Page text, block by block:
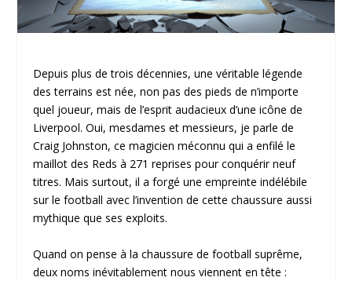
Depuis plus de trois décennies, une véritable légende
des terrains est née, non pas des pieds de n’importe
quel joueur, mais de l’esprit audacieux d’une icône de
Liverpool. Oui, mesdames et messieurs, je parle de
Craig Johnston, ce magicien méconnu qui a enfilé le
maillot des Reds à 271 reprises pour conquérir neuf
titres. Mais surtout, il a forgé une empreinte indélébile
sur le football avec l’invention de cette chaussure aussi
mythique que ses exploits.
Quand on pense à la chaussure de football suprême,
deux noms inévitablement nous viennent en tête :